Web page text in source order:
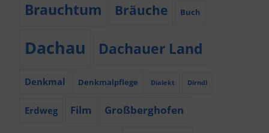
Brauchtum Bräuche Buch
Dachau Dachauer Land
Denkmal Denkmalpflege Dialekt Dirndl
Erdweg Film Großberghofen